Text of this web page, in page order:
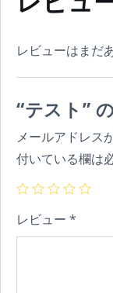
レビューはまだ
“テスト”
メールアドレス
付いている欄は
レビュー *